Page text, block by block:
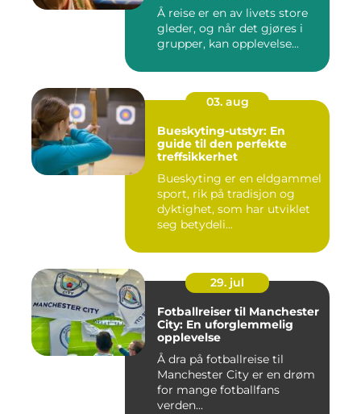
Å reise er en av livets store
gleder, og når det gjøres i
grupper, kan opplevelse...
03. aug
Bueskyting-utstyr: En
guide til den perfekte
treffsikkerhet
Bueskyting er en eldgammel
sport, rik på tradisjon og
dyktighet, som har utviklet
seg betydeli...
29. jul
Fotballreiser til Manchester
City: En uforglemmelig
opplevelse
Å dra på fotballreise til
Manchester City er en drøm
for mange fotballfans
verden...